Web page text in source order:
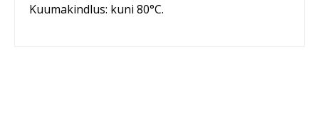
Kuumakindlus: kuni 80°C.